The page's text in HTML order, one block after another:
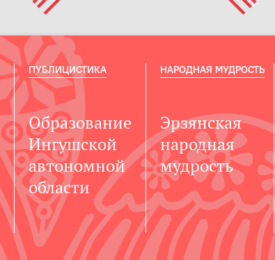
Образование
Ингушской
автономной
области
ПУБЛИЦИСТИКА
Эрзянская
народная
мудрость
НАРОДНАЯ МУДРОСТЬ